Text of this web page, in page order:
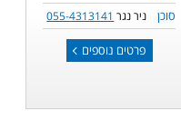
סוכן ניר נגר 055-4313141
פרטים נוספים